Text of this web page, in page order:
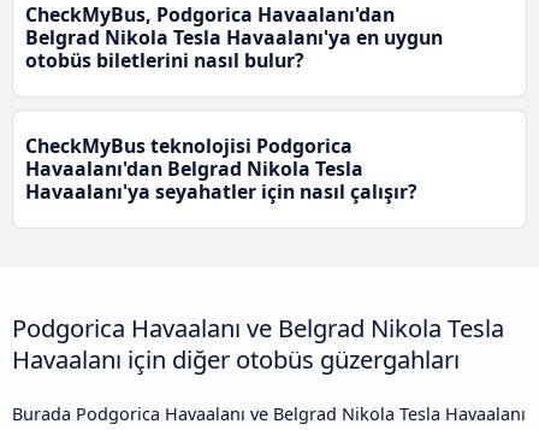
CheckMyBus, Podgorica Havaalanı'dan
Belgrad Nikola Tesla Havaalanı'ya en uygun
otobüs biletlerini nasıl bulur?
CheckMyBus teknolojisi Podgorica
Havaalanı'dan Belgrad Nikola Tesla
Havaalanı'ya seyahatler için nasıl çalışır?
Podgorica Havaalanı ve Belgrad Nikola Tesla
Havaalanı için diğer otobüs güzergahları
Burada Podgorica Havaalanı ve Belgrad Nikola Tesla Havaalanı